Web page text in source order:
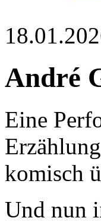
André
Eine
komisch
Und nun